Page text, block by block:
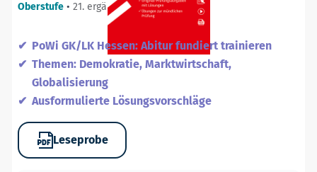
Oberstufe • 21. ergänzte Auflage / 05.08.26
PoWi GK/LK Hessen: Abitur fundiert trainieren
Themen: Demokratie, Marktwirtschaft,
Globalisierung
Ausformulierte Lösungsvorschläge
Leseprobe